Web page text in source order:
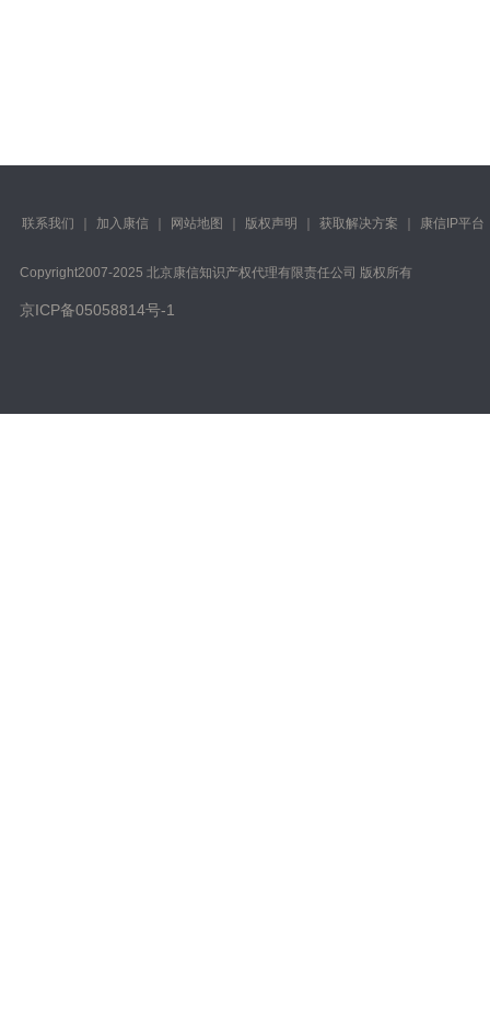
联系我们 加入康信 网站地图 版权声明 获取解决方案 康信IP平台
Copyright️2007-2025 北京康信知识产权代理有限责任公司 版权所有
京ICP备05058814号-1